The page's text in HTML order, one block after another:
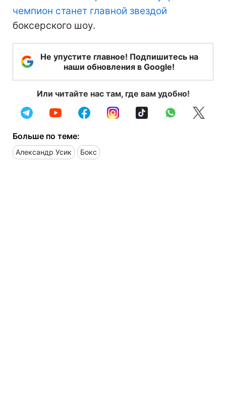
чемпион станет главной звездой
боксерского шоу.
Не упустите главное! Подпишитесь на
наши обновления в Google!
Или читайте нас там, где вам удобно!
Больше по теме:
Александр Усик Бокс